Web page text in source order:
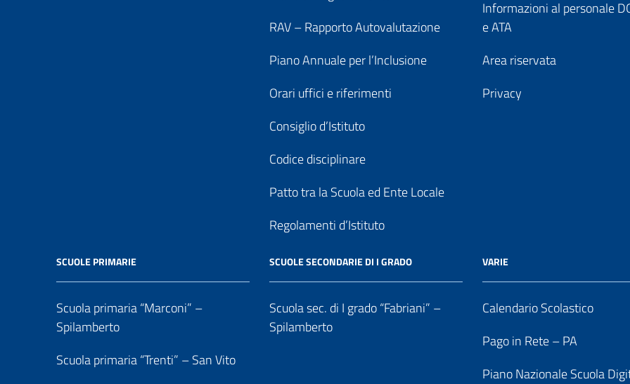
RAV – Rapporto Autovalutazione
Piano Annuale per l’Inclusione
Orari uffici e riferimenti
Consiglio d’Istituto
Codice disciplinare
Patto tra la Scuola ed Ente Locale
Regolamenti d’Istituto
Informazioni al personale
e ATA
Area riservata
Privacy
SCUOLE PRIMARIE
Scuola primaria “Marconi” –
Spilamberto
Scuola primaria “Trenti” – San Vito
SCUOLE SECONDARIE DI I GRADO
Scuola sec. di I grado “Fabriani” –
Spilamberto
VARIE
Calendario Scolastico
Pago in Rete – PA
Piano Nazionale Scuola